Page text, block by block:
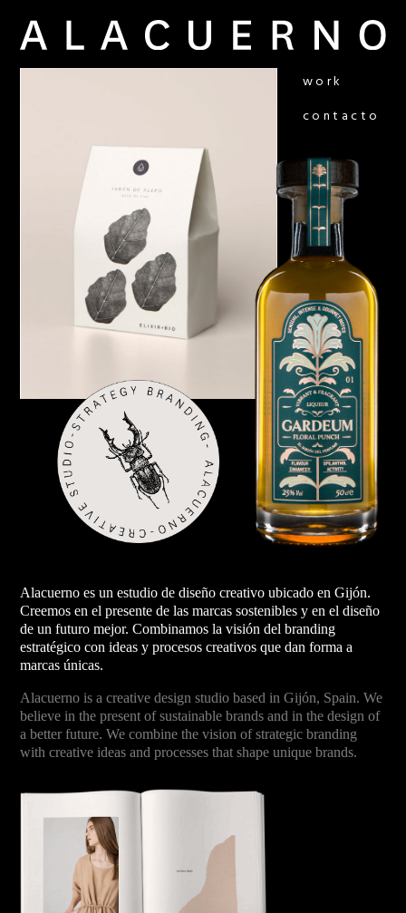
work
contacto
Alacuerno es un estudio de diseño creativo ubicado en Gijón.
Creemos en el presente de las marcas sostenibles y en el diseño
de un futuro mejor. Combinamos la visión del branding
estratégico con ideas y procesos creativos que dan forma a
marcas únicas.
Alacuerno is a creative design studio based in Gijón, Spain. We
believe in the present of sustainable brands and in the design of
a better future. We combine the vision of strategic branding
with creative ideas and processes that shape unique brands.